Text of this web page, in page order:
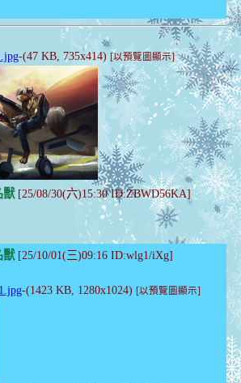
-(47 KB, 735x414) [以預覽圖顯示]
獸[25/08/30(六)15:30 ID:ZBWD56KA]
獸[25/10/01(三)09:16 ID:wlg1/iXg]
-(1423 KB, 1280x1024) [以預覽圖顯示]